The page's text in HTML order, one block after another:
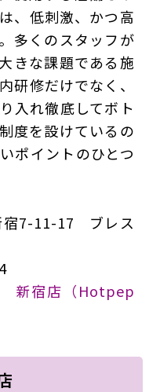
、低刺激、かつ高
多くのスタッフが
きな課題である施
研修だけでなく、
入れ徹底してボト
度を設けているの
ポイントのひとつ
宿7-11-17 ブレス
新宿店（Hotpep